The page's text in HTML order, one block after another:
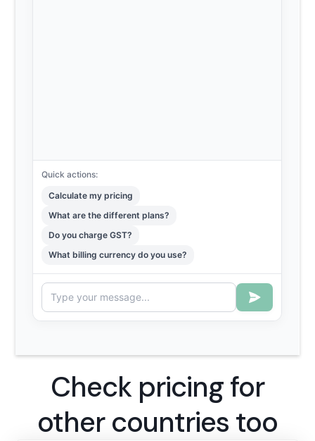
Check pricing for
other countries too